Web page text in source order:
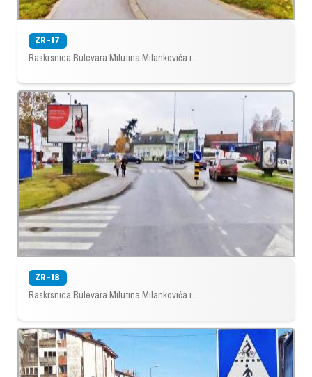
ZR-17
Raskrsnica Bulevara Milutina Milankovića i...
ZR-18
Raskrsnica Bulevara Milutina Milankovića i...